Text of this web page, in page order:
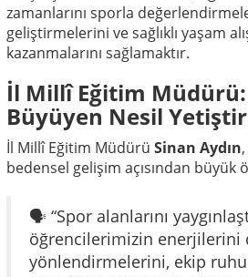
zamanlarını sporla
geliştirmelerini ve sağlıklı yaşam
kazanmalarını sağlamaktır.
İl Millî Eğitim
Büyüyen Nesil
İl Millî Eğitim Müdürü Sinan Aydın
bedensel gelişim açısından büyük
🗣️ “Spor alanlarını
öğrencilerimizin enerjilerini
yönlendirmelerini, ekip